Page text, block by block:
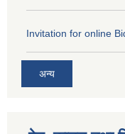
Invitation for online
अन्य